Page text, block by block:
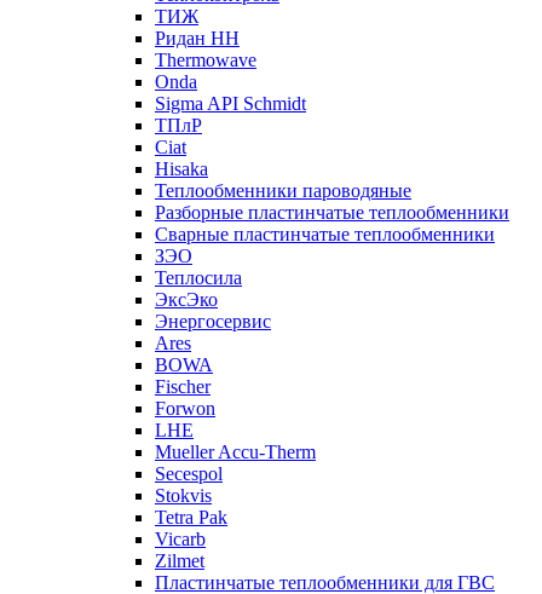
ТИЖ
Ридан НН
Thermowave
Onda
Sigma API Schmidt
ТПлР
Ciat
Hisaka
Теплообменники пароводяные
Разборные пластинчатые теплообменники
Сварные пластинчатые теплообменники
ЗЭО
Теплосила
ЭксЭко
Энергосервис
Ares
BOWA
Fischer
Forwon
LHE
Mueller Accu-Therm
Secespol
Stokvis
Tetra Pak
Vicarb
Zilmet
Пластинчатые теплообменники для ГВС